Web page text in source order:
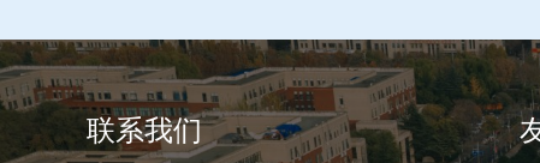
联系我们